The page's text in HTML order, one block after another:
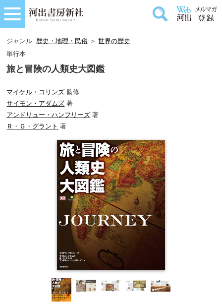
ジャンル:歴史・地理・民俗 ＞世界の歴史
単行本
旅と冒険の人類史大図鑑
マイケル・コリンズ 監修
サイモン・アダムズ 著
アンドリュー・ハンフリーズ 著
Ｒ・Ｇ・グラント 著